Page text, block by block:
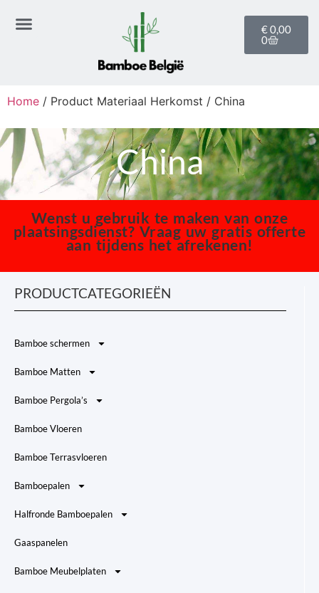
€0,00
0
Home / Product Materiaal Herkomst / China
China
Wenst u gebruik te maken van onze
plaatsingsdienst? Vraag uw gratis offerte
aan tijdens het afrekenen!
PRODUCTCATEGORIEËN
Bamboe schermen
Bamboe Matten
Bamboe Pergola’s
Bamboe Vloeren
Bamboe Terrasvloeren
Bamboepalen
Halfronde Bamboepalen
Gaaspanelen
Bamboe Meubelplaten